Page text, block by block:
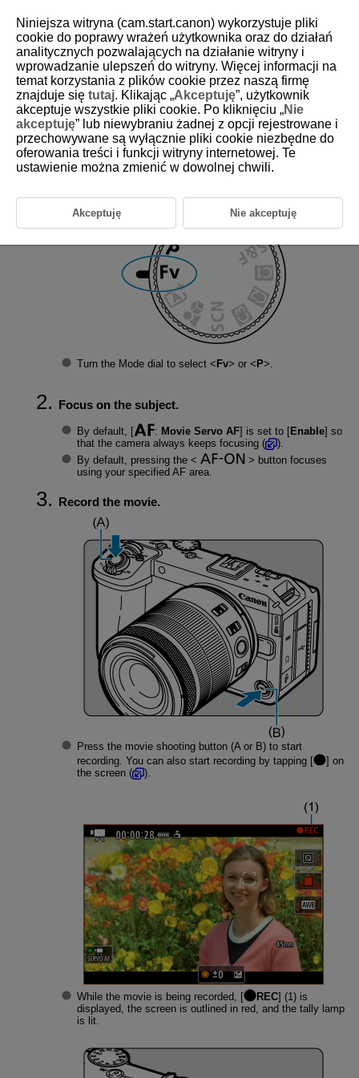
D388-036
Movie Auto Exposure
Exposure is controlled automatically to suit the brightness.
Turn the Mode dial to select Fv or P
Focus on the subject.
By default, [ : Movie Servo AF] is set to [Enable] so
that the camera always keeps focusing (
).
By default, pressing the
button focuses
using your specified AF area.
Record the movie.
Press the movie shooting button (A or B) to start
recording. You can also start recording by tapping [
] on
the screen (
).
While the movie is being recorded, [ REC] (1) is
displayed, the screen is outlined in red, and the tally lamp
is lit.
Niniejsza witryna (cam.start.canon) wykorzystuje pliki
cookie do poprawy wrażeń użytkownika oraz do działań
analitycznych pozwalających na działanie witryny i
wprowadzanie ulepszeń do witryny. Więcej informacji na
temat korzystania z plików cookie przez naszą firmę
znajduje się tutaj. Klikając „Akceptuję”, użytkownik
akceptuje wszystkie pliki cookie. Po kliknięciu „Nie
akceptuję” lub niewybraniu żadnej z opcji rejestrowane i
przechowywane są wyłącznie pliki cookie niezbędne do
oferowania treści i funkcji witryny internetowej. Te
ustawienie można zmienić w dowolnej chwili.
Akceptuję Nie akceptuję